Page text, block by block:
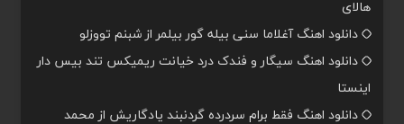
هالای
دانلود اهنگ آغلاما سنی بیله گور بیلمر از شبنم تووزلو
دانلود اهنگ سیگار و فندک درد خیانت ریمیکس تند بیس دار
اینستا
دانلود اهنگ فقط برام سردرده گردنبند یادگاریش از محمد